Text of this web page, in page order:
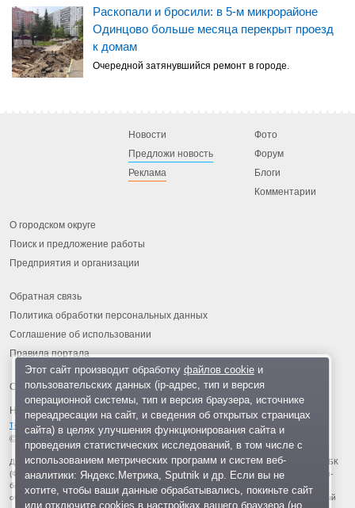
Раскопали и бросили: в 5-м микрорайоне
Одинцово больше месяца перекрыт проезд
к домам
Очередной затянувшийся ремонт в городе.
Новости
Предложи новость
Реклама
Фото
Форум
Блоги
Комментарии
О городском округе
Поиск и предложение работы
Предприятия и организации
Обратная связь
Политика обработки персональных данных
Соглашение об использовании
Правила портала
На информационном ресурсе применяются рекомендательные
технологии
© 2013-2026 «ОИНФО»,
сделано в Одинцово
Для читателей: В России признаны экстремистскими и запрещены организации ФБК
(Фонд борьбы с коррупцией, признан иноагентом), Штабы Навального, «Национал-
большевистская партия», «Свидетели Иеговы», «Армия воли народа», «Русский
общенациональный союз», «Движение против нелегальной иммиграции», «Правый
Этот сайт производит обработку файлов cookieи
пользовательских данных (ip-адрес, тип и версия
операционной системы, тип и версия браузера, источнике
переадресации на сайт, и сведения об открытых страницах
сайта) в целях улучшения функционирования сайта и
проведения статистических исследований, в том числе с
использованием метрических программ и систем веб-
аналитики: Яндекс.Метрика, Sputnik и др. Если вы не
хотите, чтобы ваши данные обрабатывались, покиньте сайт
или отключите cookies в настройках вашего браузера (но